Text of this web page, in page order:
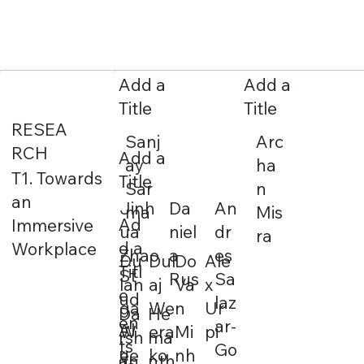
RESEA
RCH
T1. Towards
an
Immersive
Workplace
Add a
Title
Add a
Title
Sanj
ay
Sar
ma
Arc
ha
n
Mis
ra
Add a
Title
Jinh
ua
Zhao
Da
niel
a
Rus
An
dr
es
Sa
laz
ar-
Go
Ad
d a
Titl
e
Du
lan
ga
W
ee
Dul
aj
We
era
ko
Do
Va
n
Mi
nh
Ale
x
Ur
pi
St
ud
en
ts
Da
rsh
He
ma
Al
u